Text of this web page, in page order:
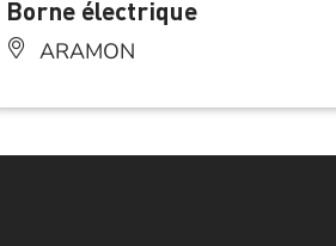
Borne électrique
ARAMON